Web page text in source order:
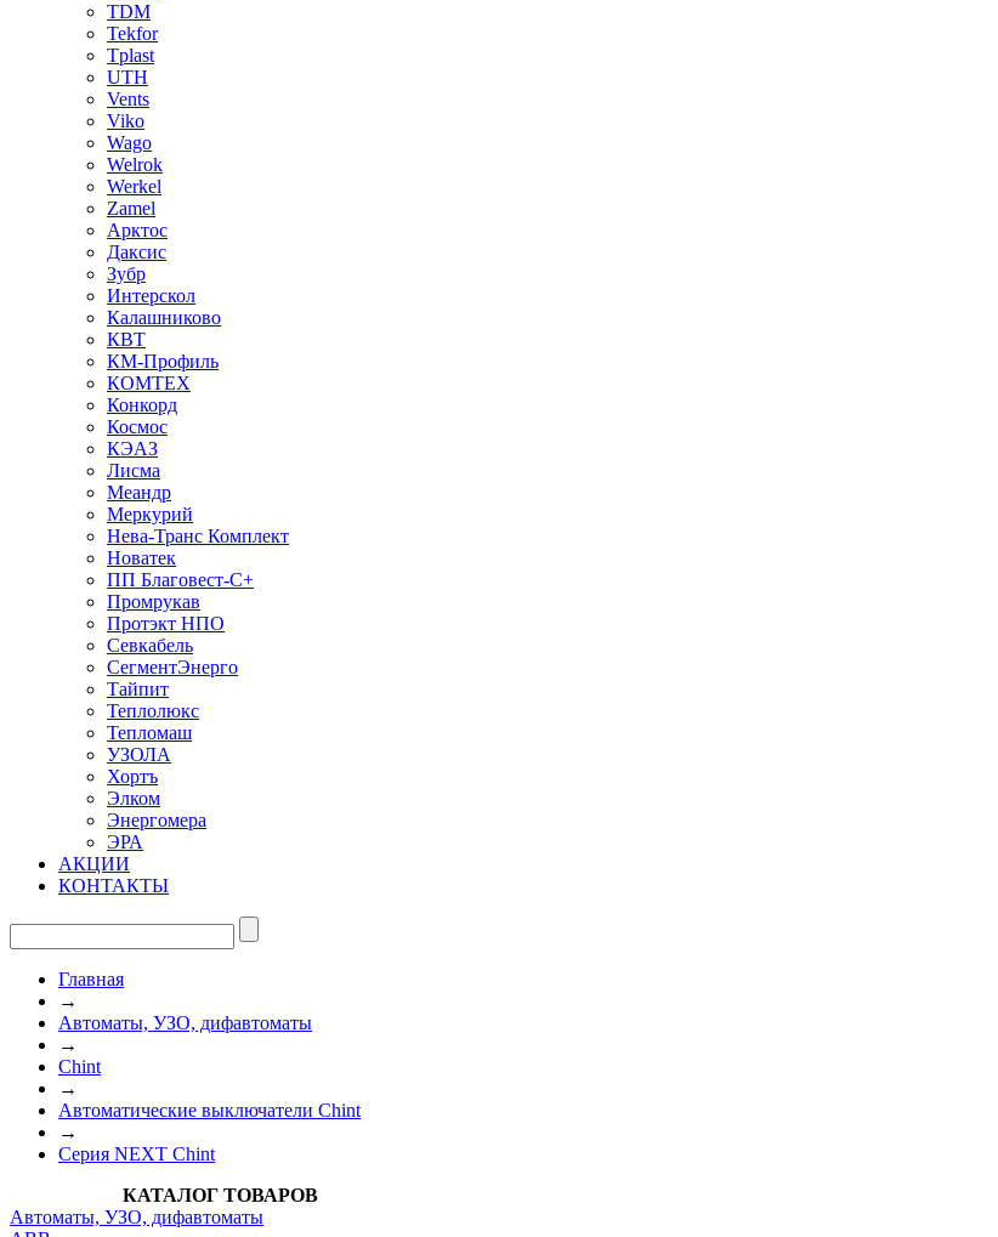
TDM
Tekfor
Tplast
UTH
Vents
Viko
Wago
Welrok
Werkel
Zamel
Арктос
Даксис
Зубр
Интерскол
Калашниково
КВТ
КМ-Профиль
КОМТЕХ
Конкорд
Космос
КЭАЗ
Лисма
Меандр
Меркурий
Нева-Транс Комплект
Новатек
ПП Благовест-С+
Промрукав
Протэкт НПО
Севкабель
СегментЭнерго
Тайпит
Теплолюкс
Тепломаш
УЗОЛА
Хортъ
Элком
Энергомера
ЭРА
АКЦИИ
КОНТАКТЫ
Главная
→
Автоматы, УЗО, дифавтоматы
→
Chint
→
Автоматические выключатели Chint
→
Серия NEXT Chint
КАТАЛОГ ТОВАРОВ
Автоматы, УЗО, дифавтоматы